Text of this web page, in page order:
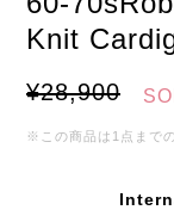
Knit
¥28,900
※この商品は1点まで